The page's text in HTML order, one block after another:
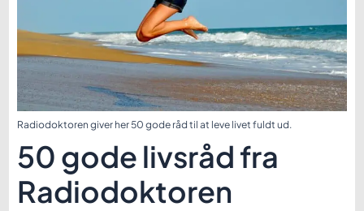
Radiodoktoren giver her 50 gode råd til at leve livet fuldt ud.
50 gode livsråd fra
Radiodoktoren